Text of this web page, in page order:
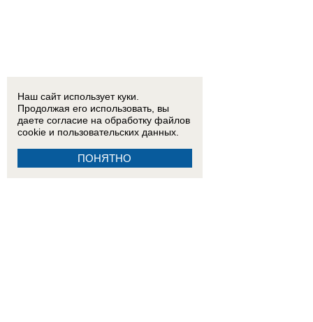
Наш сайт использует куки.
Продолжая его использовать, вы
даете согласие на обработку файлов
cookie и пользовательских данных.
ПОНЯТНО